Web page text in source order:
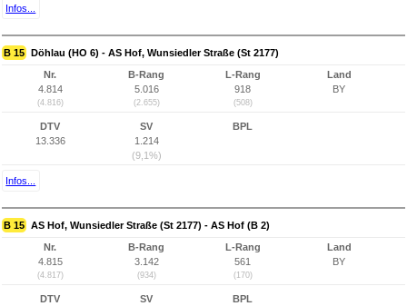
Infos...
B 15 Döhlau (HO 6) - AS Hof, Wunsiedler Straße (St 2177)
Nr.
4.814
(4.816)
B-Rang
5.016
(2.655)
L-Rang
918
(508)
Land
BY
DTV
13.336
SV
1.214
(9,1%)
BPL
Infos...
B 15 AS Hof, Wunsiedler Straße (St 2177) - AS Hof (B 2)
Nr.
4.815
(4.817)
B-Rang
3.142
(934)
L-Rang
561
(170)
Land
BY
DTV
SV
BPL